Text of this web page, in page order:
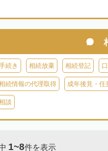
猪苗代町 耶麻郡磐梯町 耶麻
大
郡下郷町 南会津郡只見町 南
続き 相続放棄 相続登記
続情報の代理取得 成年後見・任
談
1~8件を表示